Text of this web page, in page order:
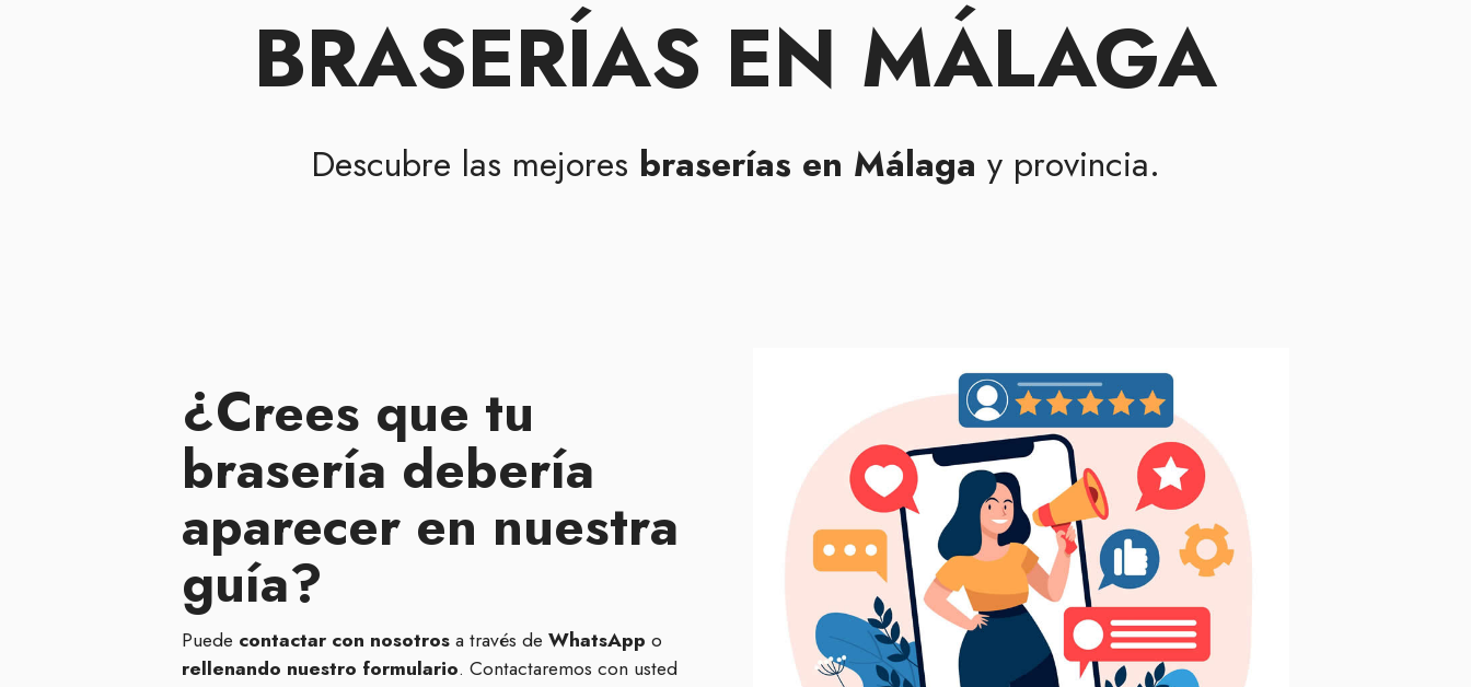
BRASERÍAS EN MÁLAGA
Descubre las mejores braserías en Málaga y provincia.
¿Crees que tu
brasería debería
aparecer en nuestra
guía?
Puede contactar con nosotrosa través de WhatsApp o
rellenando nuestro formulario. Contactaremos con usted